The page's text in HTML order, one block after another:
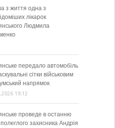
з життя одна з
лікарок
Людмила
передало автомобіль
сітки військовим
напрямок
19:12
проведе в останню
захисника Андрія